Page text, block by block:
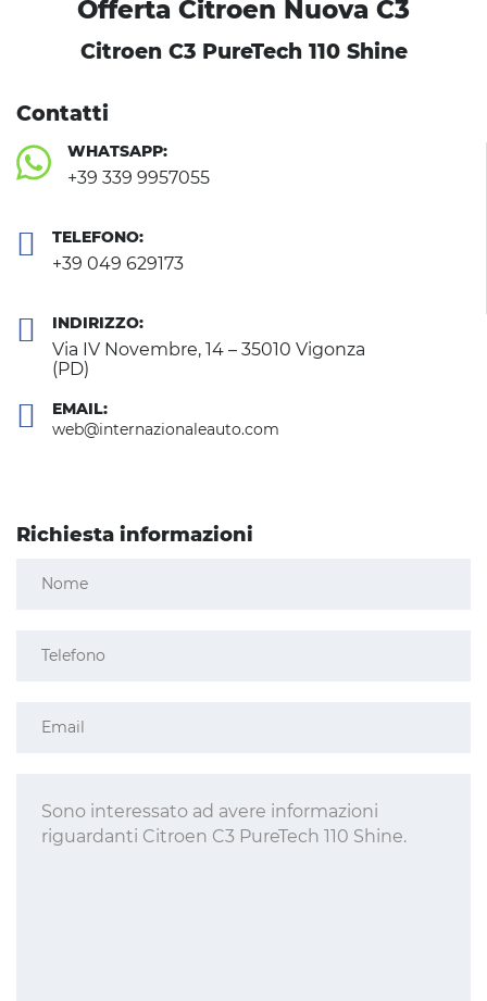
Offerta Citroen Nuova C3
Citroen C3 PureTech 110 Shine
Contatti
WHATSAPP:
+39 339 9957055
TELEFONO:
+39 049 629173
INDIRIZZO:
Via IV Novembre, 14 – 35010 Vigonza
(PD)
EMAIL:
web@internazionaleauto.com
Richiesta informazioni